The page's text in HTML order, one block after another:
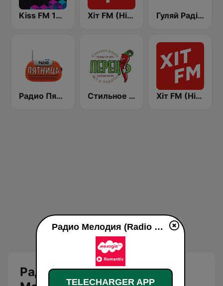
Kiss FM 106.5 (Кисc ФМ) Хіт FM (Hit FM) - Best Гуляй Радіо (Guliay Radio)
Радио Пятница (Pyatnica) Стильное Радио - Перец ФМ (Stilnoe, perec fm) Хіт FM (Hit FM) - Ukr
Радио Мелодия (Radio
Радио Мелодия (Radio Melodia Romantic) en ligne
TELECHARGER APP